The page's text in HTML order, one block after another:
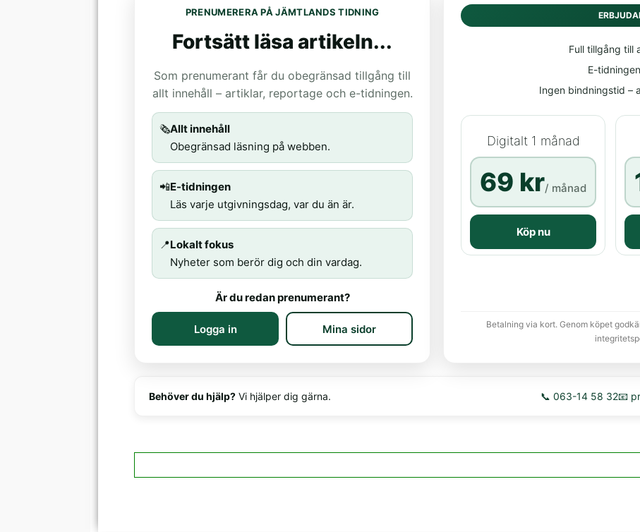
PRENUMERERA PÅ JÄMTLANDS TIDNING
Fortsätt läsa artikeln...
Som prenumerant får du obegränsad tillgång till
allt innehåll – artiklar, reportage och e-tidningen.
🗞️Allt innehåll
Obegränsad läsning på webben.
📲E-tidningen
Läs varje utgivningsdag, var du än är.
📍Lokalt fokus
Nyheter som berör dig och din vardag.
Är du redan prenumerant?
Logga in Mina sidor
Full tillgång till
E-
Ingen bindningstid –
Digitalt 1 månad
69 kr/ månad
Köp nu
Betalning via kort. Genom köpet
Behöver du hjälp? Vi hjälper dig gärna. 📞 063-14 58 32📧